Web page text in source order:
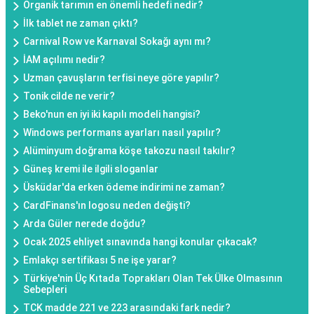
Organik tarımın en önemli hedefi nedir?
İlk tablet ne zaman çıktı?
Carnival Row ve Karnaval Sokağı aynı mı?
İAM açılımı nedir?
Uzman çavuşların terfisi neye göre yapılır?
Tonik cilde ne verir?
Beko'nun en iyi iki kapılı modeli hangisi?
Windows performans ayarları nasıl yapılır?
Alüminyum doğrama köşe takozu nasıl takılır?
Güneş kremi ile ilgili sloganlar
Üsküdar'da erken ödeme indirimi ne zaman?
CardFinans'ın logosu neden değişti?
Arda Güler nerede doğdu?
Ocak 2025 ehliyet sınavında hangi konular çıkacak?
Emlakçı sertifikası 5 ne işe yarar?
Türkiye'nin Üç Kıtada Toprakları Olan Tek Ülke Olmasının
Sebepleri
TCK madde 221 ve 223 arasındaki fark nedir?